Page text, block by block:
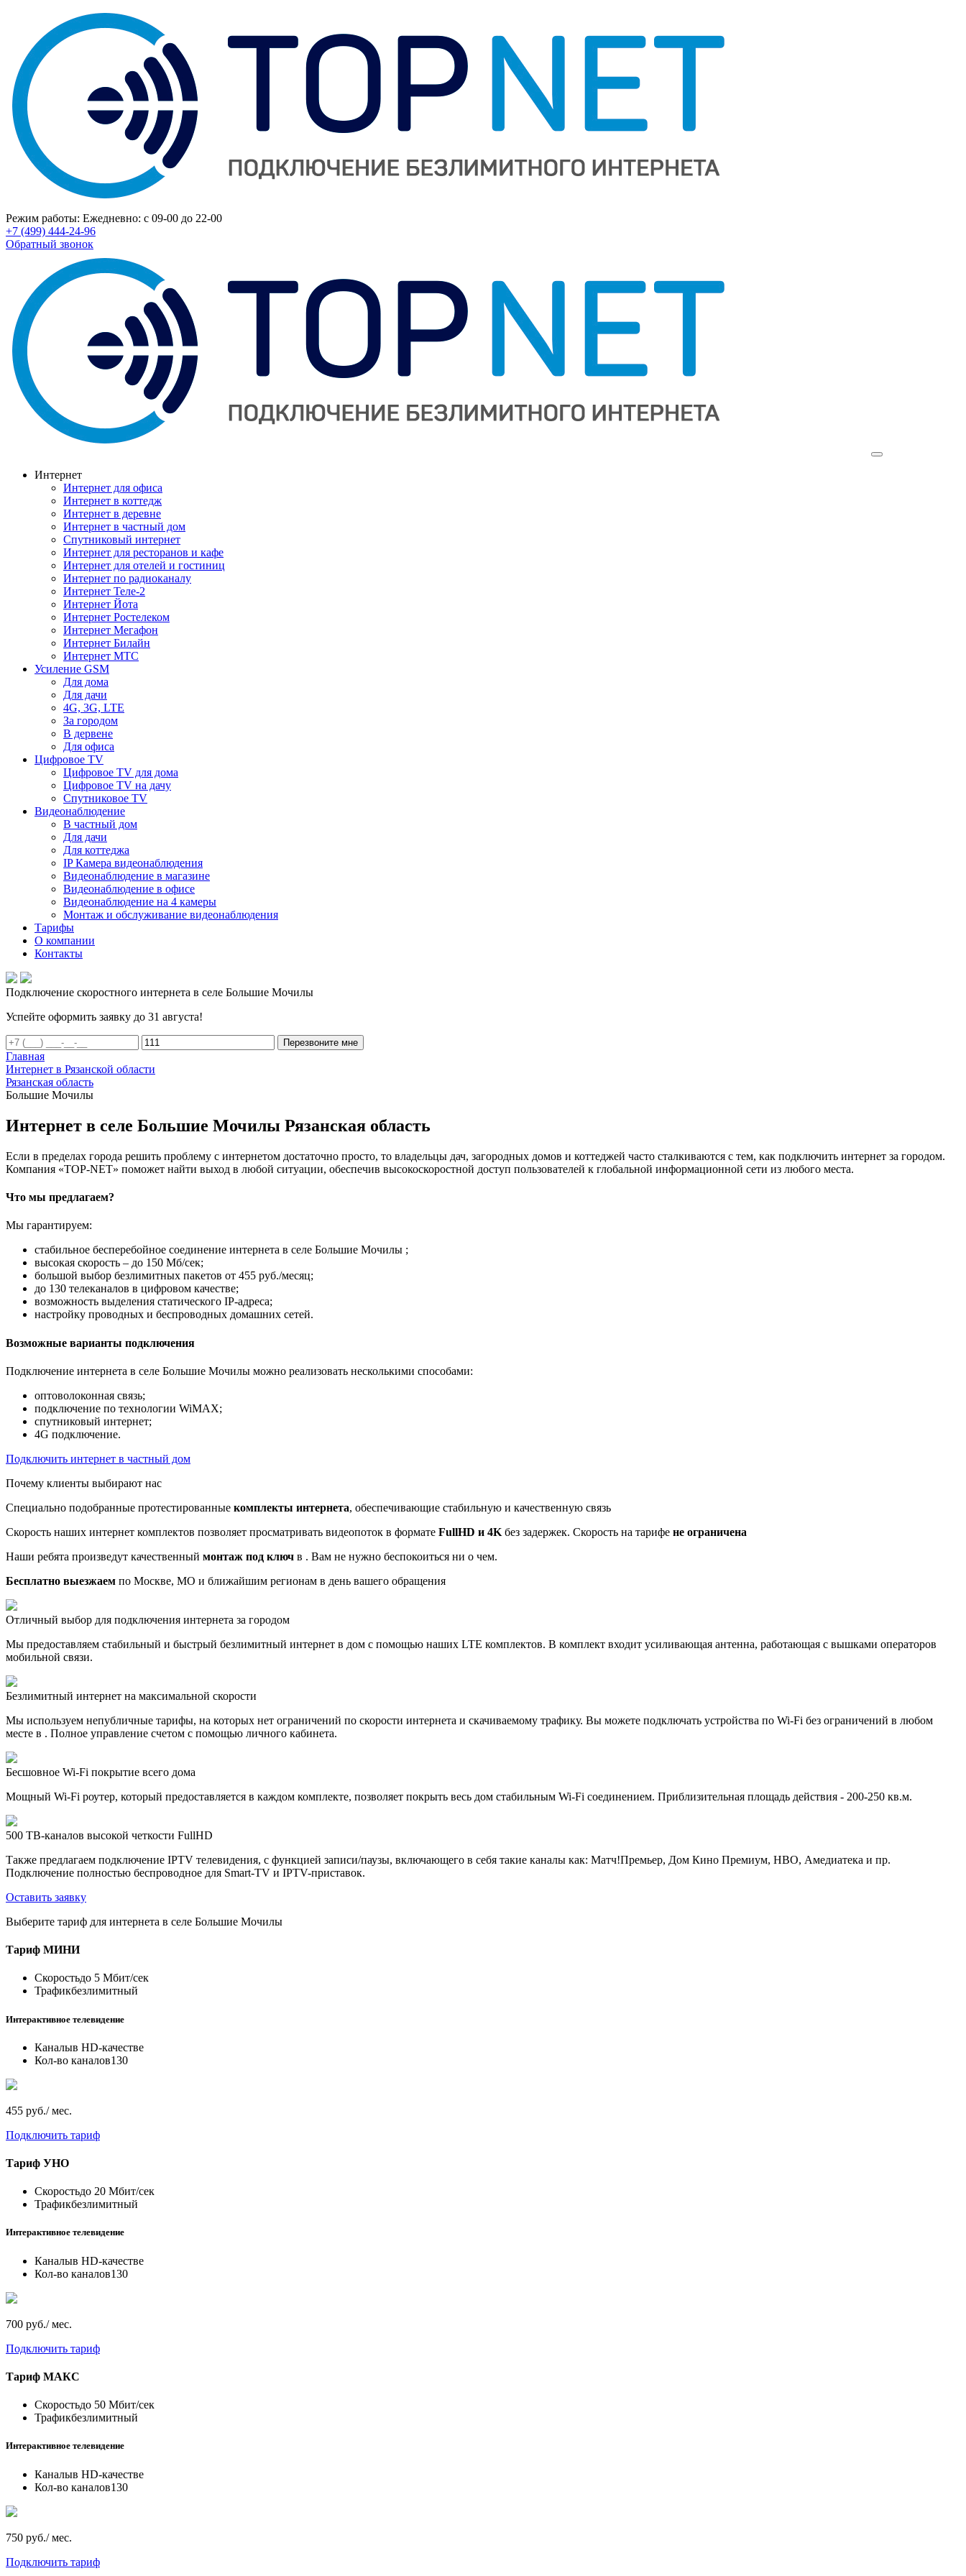
Режим работы: Ежедневно: с 09-00 до 22-00
+7 (499) 444-24-96
Обратный звонок
Интернет
Интернет для офиса
Интернет в коттедж
Интернет в деревне
Интернет в частный дом
Спутниковый интернет
Интернет для ресторанов и кафе
Интернет для отелей и гостиниц
Интернет по радиоканалу
Интернет Теле-2
Интернет Йота
Интернет Ростелеком
Интернет Мегафон
Интернет Билайн
Интернет МТС
Усиление GSM
Для дома
Для дачи
4G, 3G, LTE
За городом
В дервене
Для офиса
Цифровое TV
Цифровое TV для дома
Цифровое TV на дачу
Спутниковое TV
Видеонаблюдение
В частный дом
Для дачи
Для коттеджа
IP Камера видеонаблюдения
Видеонаблюдение в магазине
Видеонаблюдение в офисе
Видеонаблюдение на 4 камеры
Монтаж и обслуживание видеонаблюдения
Тарифы
О компании
Контакты
Подключение скоростного интернета в селе Большие Мочилы
Успейте оформить заявку до 31 августа!
Перезвоните мне
Главная
Интернет в Рязанской области
Рязанская область
Большие Мочилы
Интернет в селе Большие Мочилы Рязанская область
Если в пределах города решить проблему с интернетом достаточно просто, то владельцы дач, загородных домов и коттеджей часто сталкиваются с тем, как подключить интернет за городом.
Компания «TOP-NET» поможет найти выход в любой ситуации, обеспечив высокоскоростной доступ пользователей к глобальной информационной сети из любого места.
Что мы предлагаем?
Мы гарантируем:
стабильное бесперебойное соединение интернета в селе Большие Мочилы ;
высокая скорость – до 150 Мб/сек;
большой выбор безлимитных пакетов от 455 руб./месяц;
до 130 телеканалов в цифровом качестве;
возможность выделения статического IP-адреса;
настройку проводных и беспроводных домашних сетей.
Возможные варианты подключения
Подключение интернета в селе Большие Мочилы можно реализовать несколькими способами:
оптоволоконная связь;
подключение по технологии WiMAX;
спутниковый интернет;
4G подключение.
Подключить интернет в частный дом
Почему клиенты выбирают нас
Специально подобранные протестированные комплекты интернета, обеспечивающие стабильную и качественную связь
Скорость наших интернет комплектов позволяет просматривать видеопоток в формате FullHD и 4K без задержек. Скорость на тарифе не ограничена
Наши ребята произведут качественный монтаж под ключ в . Вам не нужно беспокоиться ни о чем.
Бесплатно выезжаем по Москве, МО и ближайшим регионам в день вашего обращения
Отличный выбор для подключения интернета за городом
Мы предоставляем стабильный и быстрый безлимитный интернет в дом с помощью наших LTE комплектов. В комплект входит усиливающая антенна, работающая с вышками операторов
мобильной связи.
Безлимитный интернет на максимальной скорости
Мы используем непубличные тарифы, на которых нет ограничений по скорости интернета и скачиваемому трафику. Вы можете подключать устройства по Wi-Fi без ограничений в любом
месте в . Полное управление счетом с помощью личного кабинета.
Бесшовное Wi-Fi покрытие всего дома
Мощный Wi-Fi роутер, который предоставляется в каждом комплекте, позволяет покрыть весь дом стабильным Wi-Fi соединением. Приблизительная площадь действия - 200-250 кв.м.
500 ТВ-каналов высокой четкости FullHD
Также предлагаем подключение IPTV телевидения, с функцией записи/паузы, включающего в себя такие каналы как: Матч!Премьер, Дом Кино Премиум, HBO, Амедиатека и пр.
Подключение полностью беспроводное для Smart-TV и IPTV-приставок.
Оставить заявку
Выберите тариф для интернета в селе Большие Мочилы
Тариф МИНИ
Скоростьдо 5 Мбит/сек
Трафикбезлимитный
Интерактивное телевидение
Каналыв HD-качестве
Кол-во каналов130
455 руб./ мес.
Подключить тариф
Тариф УНО
Скоростьдо 20 Мбит/сек
Трафикбезлимитный
Интерактивное телевидение
Каналыв HD-качестве
Кол-во каналов130
700 руб./ мес.
Подключить тариф
Тариф МАКС
Скоростьдо 50 Мбит/сек
Трафикбезлимитный
Интерактивное телевидение
Каналыв HD-качестве
Кол-во каналов130
750 руб./ мес.
Подключить тариф